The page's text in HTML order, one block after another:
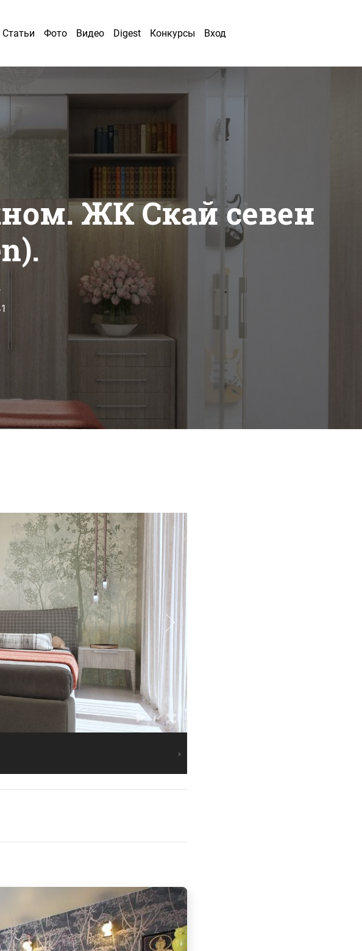
Статьи Фото Видео Digest Конкурсы Вход
ЖК Скай севен